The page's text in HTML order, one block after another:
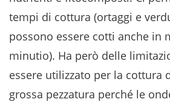
tempi di cottura (ortaggi e
possono essere cotti anche in
minutio). Ha però delle
essere utilizzato per la cottura
grossa pezzatura perché le